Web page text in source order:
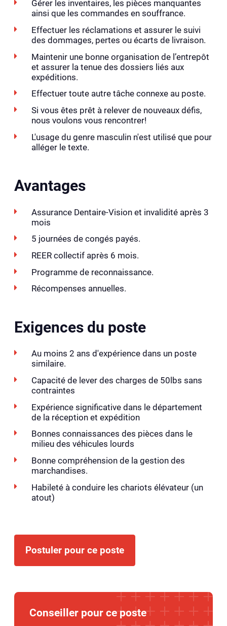
Gérer les inventaires, les pièces manquantes
ainsi que les commandes en souffrance.
Effectuer les réclamations et assurer le suivi
des dommages, pertes ou écarts de livraison.
Maintenir une bonne organisation de l’entrepôt
et assurer la tenue des dossiers liés aux
expéditions.
Effectuer toute autre tâche connexe au poste.
Si vous êtes prêt à relever de nouveaux défis,
nous voulons vous rencontrer!
L'usage du genre masculin n'est utilisé que pour
alléger le texte.
Avantages
Assurance Dentaire-Vision et invalidité après 3
mois
5 journées de congés payés.
REER collectif après 6 mois.
Programme de reconnaissance.
Récompenses annuelles.
Exigences du poste
Au moins 2 ans d'expérience dans un poste
similaire.
Capacité de lever des charges de 50lbs sans
contraintes
Expérience significative dans le département
de la réception et expédition
Bonnes connaissances des pièces dans le
milieu des véhicules lourds
Bonne compréhension de la gestion des
marchandises.
Habileté à conduire les chariots élévateur (un
atout)
Postuler pour ce poste
Conseiller pour ce poste